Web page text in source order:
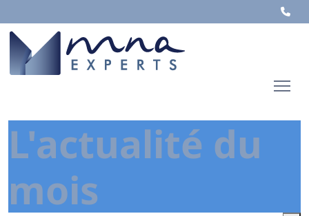
L'actualité du
mois